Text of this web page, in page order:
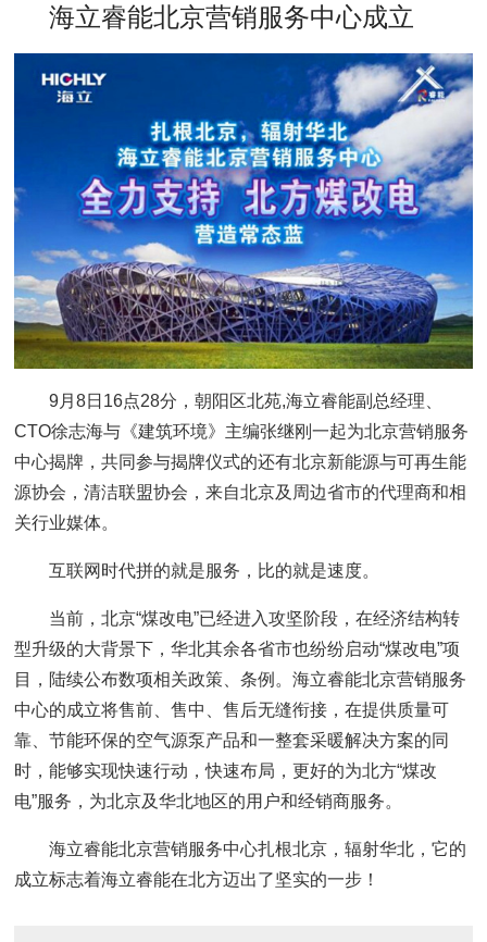
海立睿能北京营销服务中心成立
9月8日16点28分，朝阳区北苑,海立睿能副总经理、
CTO徐志海与《建筑环境》主编张继刚一起为北京营销服务
中心揭牌，共同参与揭牌仪式的还有北京新能源与可再生能
源协会，清洁联盟协会，来自北京及周边省市的代理商和相
关行业媒体。
互联网时代拼的就是服务，比的就是速度。
当前，北京“煤改电”已经进入攻坚阶段，在经济结构转
型升级的大背景下，华北其余各省市也纷纷启动“煤改电”项
目，陆续公布数项相关政策、条例。海立睿能北京营销服务
中心的成立将售前、售中、售后无缝衔接，在提供质量可
靠、节能环保的空气源泵产品和一整套采暖解决方案的同
时，能够实现快速行动，快速布局，更好的为北方“煤改
电”服务，为北京及华北地区的用户和经销商服务。
海立睿能北京营销服务中心扎根北京，辐射华北，它的
成立标志着海立睿能在北方迈出了坚实的一步！